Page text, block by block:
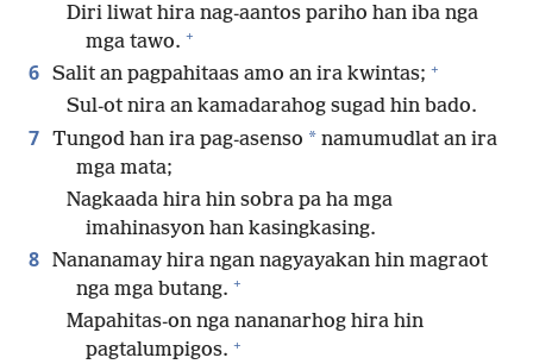
Diri liwat hira nag-aantos pariho han iba nga
mga tawo. +
6 Salit an pagpahitaas amo an ira kwintas; +
Sul-ot nira an kamadarahog sugad hin bado.
7 Tungod han ira pag-asenso * namumudlat an ira
mga mata;
Nagkaada hira hin sobra pa ha mga
imahinasyon han kasingkasing.
8 Nananamay hira ngan nagyayakan hin magraot
nga mga butang. +
Mapahitas-on nga nananarhog hira hin
pagtalumpigos. +